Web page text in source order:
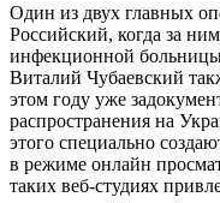
Один из двух главных
Российский, когда за
инфекционной
Виталий Чубаевский
этом году уже
распространения на
этого специально
в режиме онлайн
таких веб-студиях